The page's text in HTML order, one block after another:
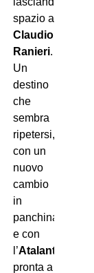
spazio a
Claudio
Ranieri.
Un
destino
che
sembra
ripetersi,
con un
nuovo
cambio
in
panchina
e con
l’Atalanta
pronta a